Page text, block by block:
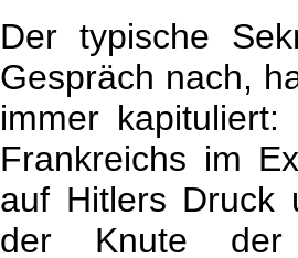
Der typische
Gespräch nach,
immer
Frankreichs im
auf Hitlers Druck
der Knute der